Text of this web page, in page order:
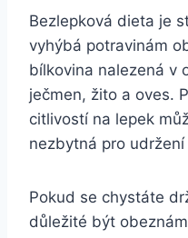
Bezlepková dieta je
vyhýbá potravinám
bílkovina nalezená v
ječmen, žito a oves.
citlivostí na lepek
nezbytná pro
Pokud se chystáte
důležité být